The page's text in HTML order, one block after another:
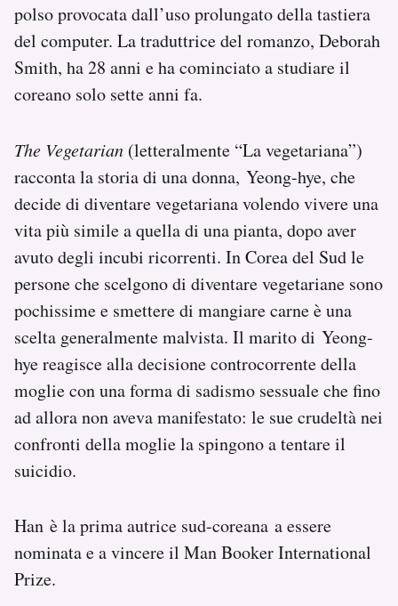
polso provocata dall’uso prolungato della tastiera
del computer. La traduttrice del romanzo, Deborah
Smith, ha 28 anni e ha cominciato a studiare il
coreano solo sette anni fa.
The Vegetarian (letteralmente “La vegetariana”)
racconta la storia di una donna, Yeong-hye, che
decide di diventare vegetariana volendo vivere una
vita più simile a quella di una pianta, dopo aver
avuto degli incubi ricorrenti. In Corea del Sud le
persone che scelgono di diventare vegetariane sono
pochissime e smettere di mangiare carne è una
scelta generalmente malvista. Il marito di Yeong-
hye reagisce alla decisione controcorrente della
moglie con una forma di sadismo sessuale che fino
ad allora non aveva manifestato: le sue crudeltà nei
confronti della moglie la spingono a tentare il
suicidio.
Han è la prima autrice sud-coreana a essere
nominata e a vincere il Man Booker International
Prize.